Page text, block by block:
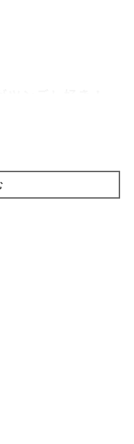
ンデレな異性が好き」と